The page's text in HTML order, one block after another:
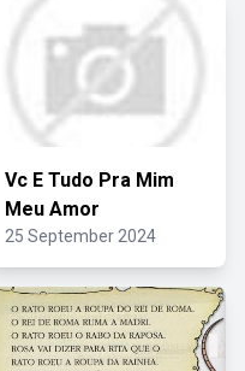
Vc E Tudo Pra Mim
Meu Amor
25 September 2024